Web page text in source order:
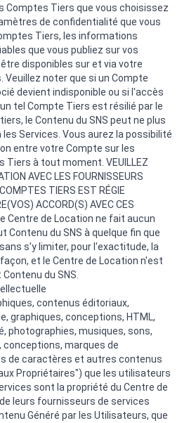
Comptes Tiers que vous choisissez
de confidentialité que vous
Tiers, les informations
que vous publiez sur vos
disponibles sur et via votre
Veuillez noter que si un Compte
devient indisponible ou si l'accès
tel Compte Tiers est résilié par le
le Contenu du SNS peut ne plus
Services. Vous aurez la possibilité
entre votre Compte sur les
Tiers à tout moment. VEUILLEZ
AVEC LES FOURNISSEURS
TIERS EST RÉGIE
ACCORD(S) AVEC CES
Centre de Location ne fait aucun
du SNS à quelque fin que
s'y limiter, pour l'exactitude, la
et le Centre de Location n'est
du SNS.
contenus éditoriaux,
graphiques, conceptions, HTML,
photographies, musiques, sons,
conceptions, marques de
de caractères et autres contenus
Propriétaires") que les utilisateurs
sont la propriété du Centre de
leurs fournisseurs de services
Généré par les Utilisateurs, que